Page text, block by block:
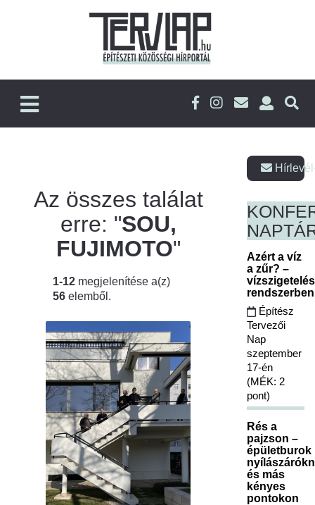
Az összes találat
erre: "SOU,
FUJIMOTO"
1-12 megjelenítése a(z)
56 elemből.
Azért a víz
a zűr? –
Építész
Tervezői
Nap
szeptember
17-én
(MÉK: 2
pont)
Rés a
pajzson –
épületburok
és más
kényes
pontokon